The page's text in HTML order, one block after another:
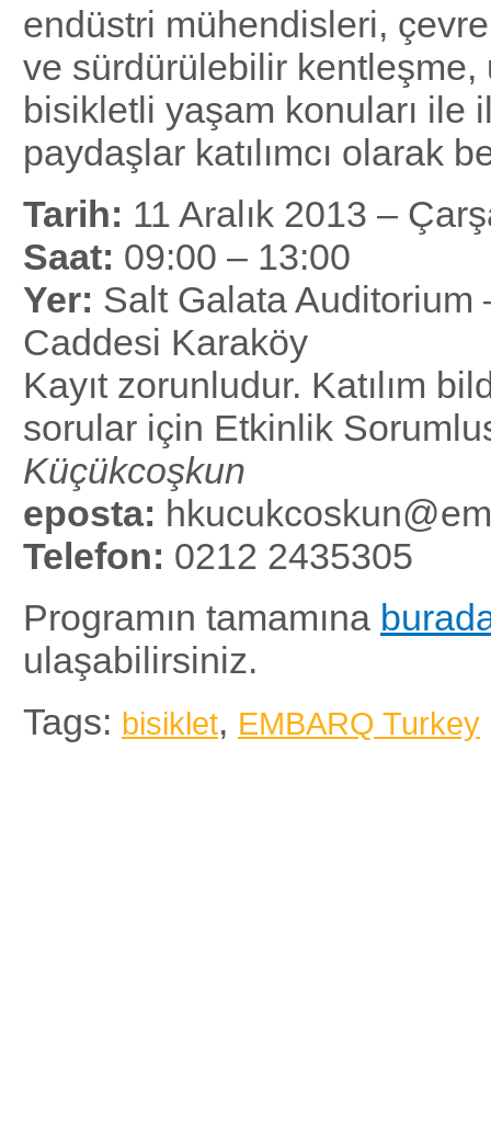
endüstri mühendisleri,
ve sürdürülebilir kentleşme,
bisikletli yaşam konuları ile
paydaşlar katılımcı olarak
Tarih: 11 Aralık 2013 –
Saat: 09:00 – 13:00
Yer: Salt Galata Auditorium
Caddesi Karaköy
Kayıt zorunludur. Katılım
sorular için Etkinlik
Küçükcoşkun
eposta:
Telefon: 0212 2435305
Programın tamamına
ulaşabilirsiniz.
Tags: bisiklet, EMBARQ Turkey